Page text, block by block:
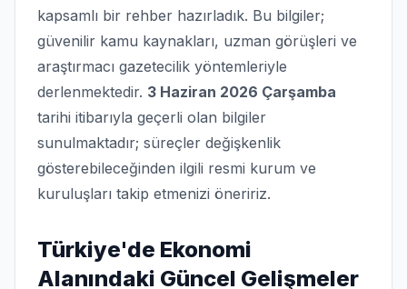
kapsamlı bir rehber hazırladık. Bu bilgiler;
güvenilir kamu kaynakları, uzman görüşleri ve
araştırmacı gazetecilik yöntemleriyle
derlenmektedir. 3 Haziran 2026 Çarşamba
tarihi itibarıyla geçerli olan bilgiler
sunulmaktadır; süreçler değişkenlik
gösterebileceğinden ilgili resmi kurum ve
kuruluşları takip etmenizi öneririz.
Türkiye'de Ekonomi
Alanındaki Güncel Gelişmeler